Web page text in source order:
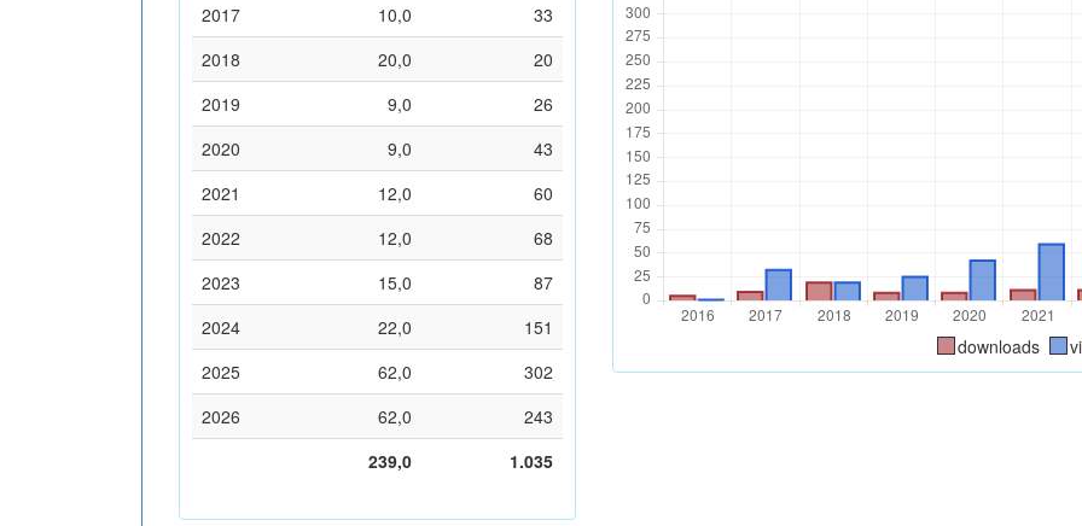
2017
10,0
33
2018
20,0
20
2019
9,0
26
2020
9,0
43
2021
12,0
60
2022
12,0
68
2023
15,0
87
2024
22,0
151
2025
62,0
302
2026
62,0
243
239,0
1.035
downloads